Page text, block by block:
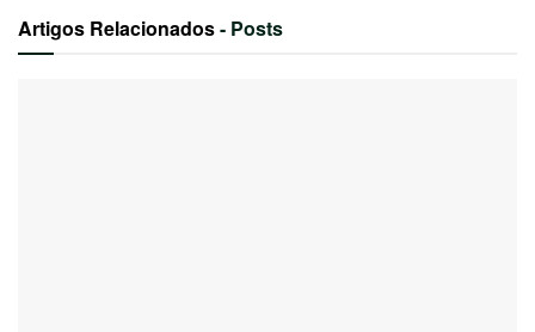
Artigos Relacionados- Posts